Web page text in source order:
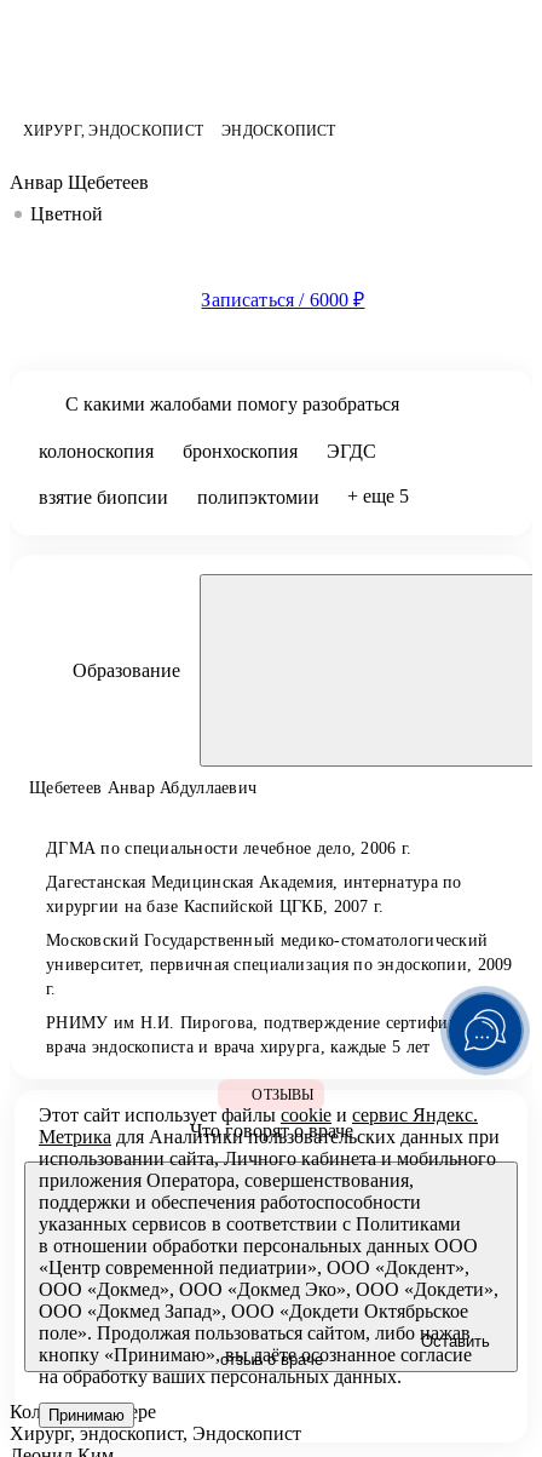
ХИРУРГ, ЭНДОСКОПИСТ ЭНДОСКОПИСТ
Анвар Щебетеев
Цветной
Записаться / 6000 ₽
С какими жалобами помогу разобраться
колоноскопия бронхоскопия ЭГДС
взятие биопсии полипэктомии + еще 5
Образование
Щебетеев Анвар Абдуллаевич
ДГМА по специальности лечебное дело, 2006 г.
Дагестанская Медицинская Академия, интернатура по
хирургии на базе Каспийской ЦГКБ, 2007 г.
Московский Государственный медико-стоматологический
университет, первичная специализация по эндоскопии, 2009
г.
РНИМУ им Н.И. Пирогова, подтверждение сертификатов
врача эндоскописта и врача хирурга, каждые 5 лет
ОТЗЫВЫ
Что говорят о враче
Оставить
отзыв о враче
Коллеги по сфере
Хирург, эндоскопист, Эндоскопист
Этот сайт использует файлыcookie и сервис Яндекс.
Метрика для Аналитики пользовательских данных при
использовании сайта, Личного кабинета и мобильного
приложения Оператора, совершенствования,
поддержки и обеспечения работоспособности
указанных сервисов в соответствии с Политиками
в отношении обработки персональных данных ООО
«Центр современной педиатрии», ООО «Докдент»,
ООО «Докмед», ООО «Докмед Эко», ООО «Докдети»,
ООО «Докмед Запад», ООО «Докдети Октябрьское
поле». Продолжая пользоваться сайтом, либо нажав
кнопку «Принимаю», вы даёте осознанное согласие
на обработку ваших персональных данных.
Принимаю